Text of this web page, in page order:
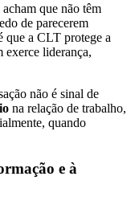
que não têm
de parecerem
que a CLT protege a
exerce liderança,
não é sinal de
na relação de trabalho,
quando
e à